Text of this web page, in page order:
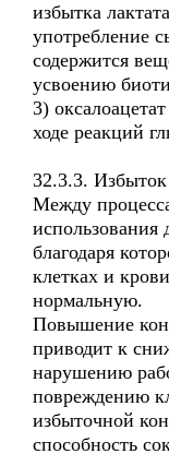
избытка
употребление
содержится
усвоению
3)
ходе реакций
32.3.3. Избыток
Между
использования
благодаря
клетках и
нормальную.
Повышение
приводит к
нарушению
повреждению
избыточной
способность